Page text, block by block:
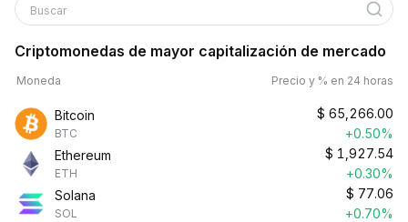
Buscar
Criptomonedas de mayor capitalización de mercado
Moneda Precio y % en 24 horas
Bitcoin
BTC
$ 65,266.00
+0.50%
Ethereum
ETH
$ 1,927.54
+0.30%
Solana
SOL
$ 77.06
+0.70%